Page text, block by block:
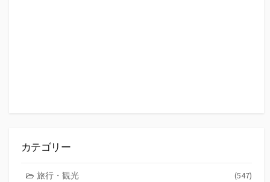
カテゴリー
旅行・観光 (547)